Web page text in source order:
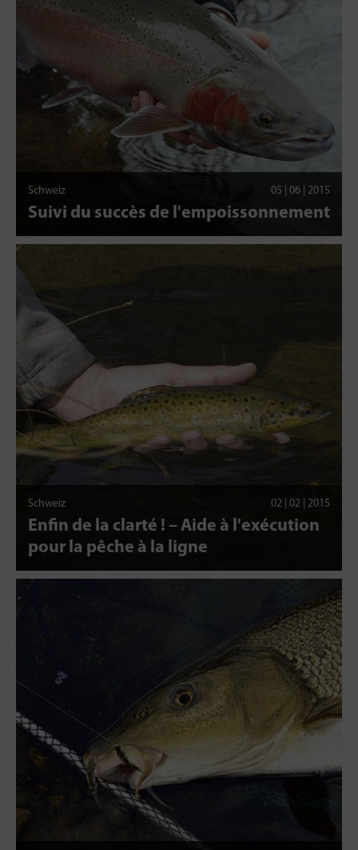
Schweiz 05 | 06 | 2015
Suivi du succès de l'empoissonnement
Schweiz 02 | 02 | 2015
Enfin de la clarté ! – Aide à l'exécution
pour la pêche à la ligne